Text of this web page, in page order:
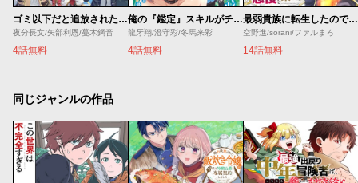
ゴミ以下だと追放された使用人、実は前世賢者です ～史上最強の賢者、世界最高峰の学園に通う～
夜分長文/矢部利恩/蔓木鋼音
4話無料
俺の『鑑定』スキルがチートすぎて
龍牙翔/澄守彩/冬馬来彩
4話無料
最弱貴族に転生したので悪役たちを集めてみた
空野進/sorani/ファルまろ
14話無料
同じジャンルの作品